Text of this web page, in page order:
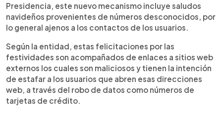
Presidencia, este nuevo mecanismo incluye saludos
navideños provenientes de números desconocidos, por
lo general ajenos a los contactos de los usuarios.
Según la entidad, estas felicitaciones por las
festividades son acompañados de enlaces a sitios web
externos los cuales son maliciosos y tienen la intención
de estafar a los usuarios que abren esas direcciones
web, a través del robo de datos como números de
tarjetas de crédito.